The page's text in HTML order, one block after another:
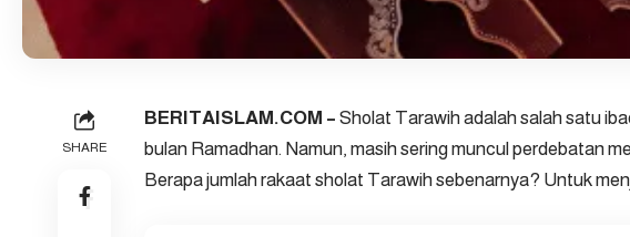
SHARE
BERITAISLAM.COM – Sholat Tarawihadalah salah satu
bulan Ramadhan. Namun, masih sering muncul perdebatan
Berapa jumlah rakaat sholat Tarawih sebenarnya? Untuk